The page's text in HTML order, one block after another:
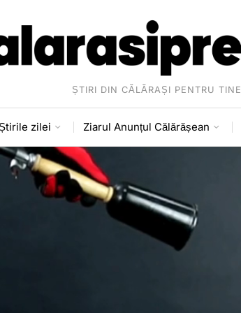
ȘTIRI DIN CĂLĂRAȘI PENTRU TINE
zilei Ziarul Anunțul Călărășean